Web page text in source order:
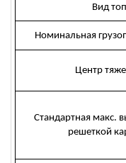
Вид
Номинальная
Центр
Стандартная макс.
решеткой